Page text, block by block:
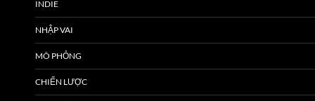
INDIE
NHẬP VAI
MÔ PHỎNG
CHIẾN LƯỢC